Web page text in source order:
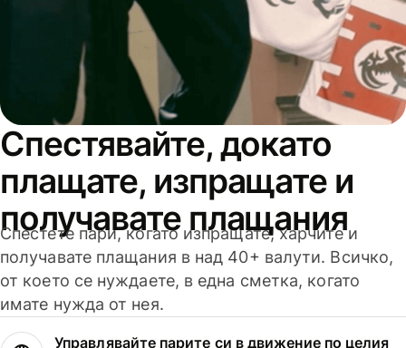
Спестявайте, докато
плащате, изпращате и
получавате плащания
Спестете пари, когато изпращате, харчите и
получавате плащания в над 40+ валути. Всичко,
от което се нуждаете, в една сметка, когато
имате нужда от нея.
Управлявайте парите си в движение по целия